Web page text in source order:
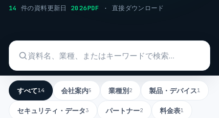
14 件の資料更新日2026PDF · 直接ダウンロード
すべて14 会社案内5 業種別2 製品・デバイス1
セキュリティ・データ3 パートナー2 料金表1